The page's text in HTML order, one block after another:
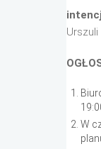
Urszuli
W